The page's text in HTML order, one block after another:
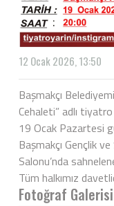
12 Ocak 2026, 13:50
Başmakçı
Cehaleti” adlı
19 Ocak Pazartesi
Başmakçı Gençlik
Salonu’nda
Tüm halkımız
Fotoğraf Galerisi